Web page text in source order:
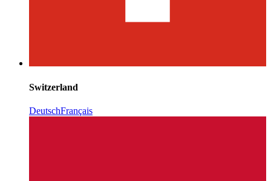
Switzerland
DeutschFrançais